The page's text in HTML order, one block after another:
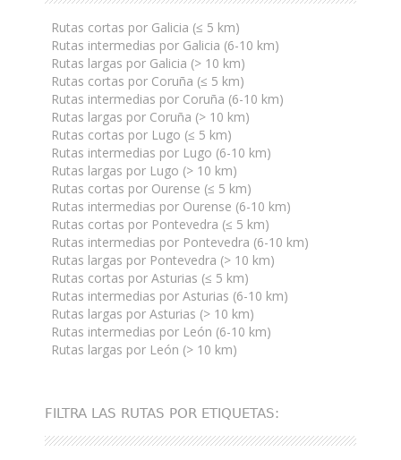
Rutas cortas por Galicia (≤ 5 km)
Rutas intermedias por Galicia (6-10 km)
Rutas largas por Galicia (> 10 km)
Rutas cortas por Coruña (≤ 5 km)
Rutas intermedias por Coruña (6-10 km)
Rutas largas por Coruña (> 10 km)
Rutas cortas por Lugo (≤ 5 km)
Rutas intermedias por Lugo (6-10 km)
Rutas largas por Lugo (> 10 km)
Rutas cortas por Ourense (≤ 5 km)
Rutas intermedias por Ourense (6-10 km)
Rutas cortas por Pontevedra (≤ 5 km)
Rutas intermedias por Pontevedra (6-10 km)
Rutas largas por Pontevedra (> 10 km)
Rutas cortas por Asturias (≤ 5 km)
Rutas intermedias por Asturias (6-10 km)
Rutas largas por Asturias (> 10 km)
Rutas intermedias por León (6-10 km)
Rutas largas por León (> 10 km)
FILTRA LAS RUTAS POR ETIQUETAS: